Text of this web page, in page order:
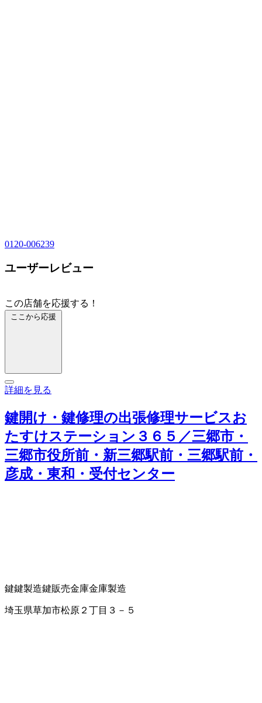
0120-006239
ユーザーレビュー
この店舗を応援する！
ここから応援
詳細を見る
鍵開け・鍵修理の出張修理サービスお
たすけステーション３６５／三郷市・
三郷市役所前・新三郷駅前・三郷駅前・
彦成・東和・受付センター
鍵鍵製造鍵販売金庫金庫製造
埼玉県草加市松原２丁目３－５